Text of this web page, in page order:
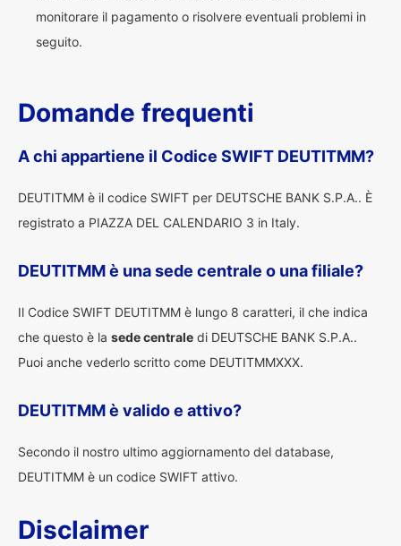
monitorare il pagamento o risolvere eventuali problemi in
seguito.
Domande frequenti
A chi appartiene il Codice SWIFT DEUTITMM?
DEUTITMM è il codice SWIFT per DEUTSCHE BANK S.P.A.. È
registrato a PIAZZA DEL CALENDARIO 3 in Italy.
DEUTITMM è una sede centrale o una filiale?
Il Codice SWIFT DEUTITMM è lungo 8 caratteri, il che indica
che questo è la sede centrale di DEUTSCHE BANK S.P.A..
Puoi anche vederlo scritto come DEUTITMMXXX.
DEUTITMM è valido e attivo?
Secondo il nostro ultimo aggiornamento del database,
DEUTITMM è un codice SWIFT attivo.
Disclaimer